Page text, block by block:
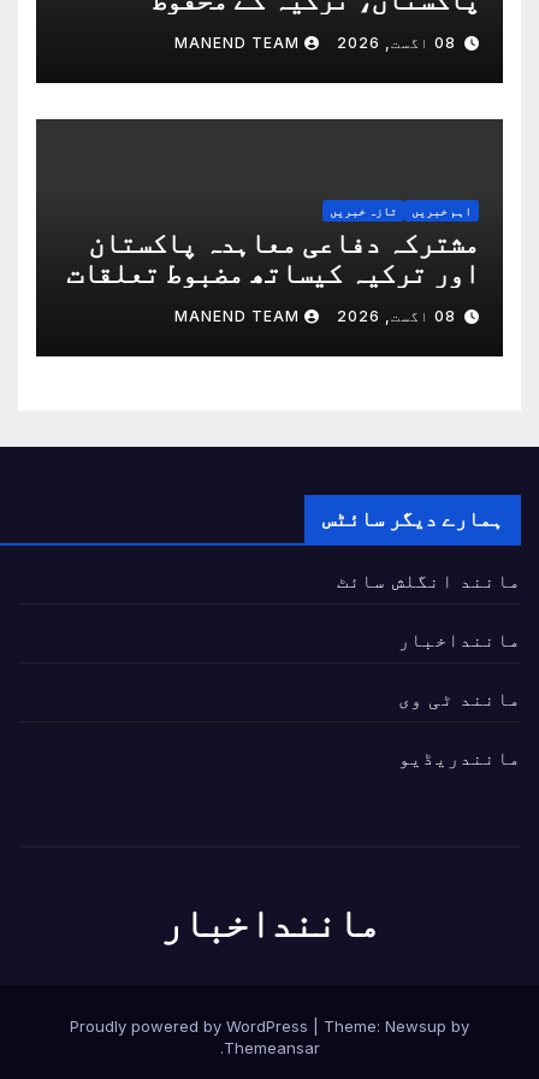
مستقبل کی ضمانت ہے: بلاول
08 اگست, 2026 MANEND TEAM
اہم خبریں تازہ خبریں
مشترکہ دفاعی معاہدہ پاکستان
اور ترکیہ کیساتھ مضبوط تعلقات
کی عکاسی کرتا ہے، سعودی عرب
08 اگست, 2026 MANEND TEAM
ہمارے دیگر سائٹس
مانند انگلش سائٹ
ماننداخبار
مانند ٹی وی
مانندریڈیو
ماننداخبار
Proudly powered by WordPress Theme: Newsup by
Themeansar
.